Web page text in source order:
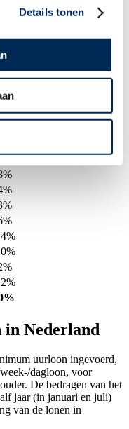
Details tonen
tabak) en subsidies. De
Nederland
uurloon ingevoerd,
dagloon, voor
De bedragen van het
jaar (in januari en juli)
van de lonen in